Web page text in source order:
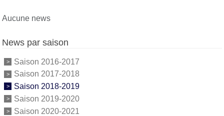
Aucune news
News par saison
Saison 2016-2017
Saison 2017-2018
Saison 2018-2019
Saison 2019-2020
Saison 2020-2021